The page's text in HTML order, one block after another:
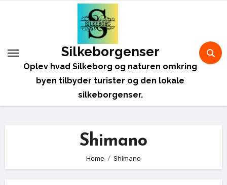
Silkeborgenser
Oplev hvad Silkeborg og naturen omkring
byen tilbyder turister og den lokale
silkeborgenser.
Shimano
Home Shimano